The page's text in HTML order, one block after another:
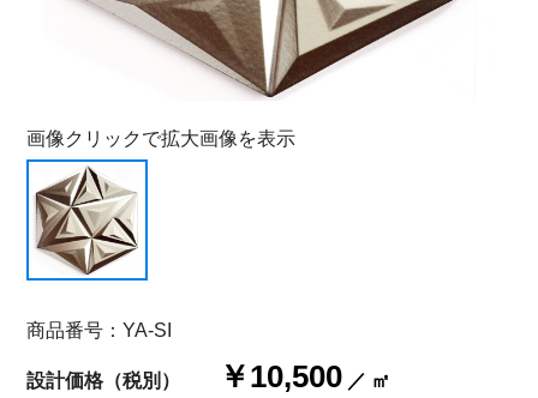
画像クリックで拡大画像を表示
商品番号：YA-SI
設計価格（税別） ￥10,500 ／ ㎡